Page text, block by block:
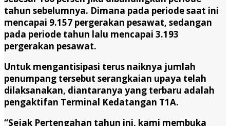
tahun sebelumnya. Dimana pada periode saat ini
mencapai 9.157 pergerakan pesawat, sedangan
pada periode tahun lalu mencapai 3.193
pergerakan pesawat.
Untuk mengantisipasi terus naiknya jumlah
penumpang tersebut serangkaian upaya telah
dilaksanakan, diantaranya yang terbaru adalah
pengaktifan Terminal Kedatangan T1A.
“Sejak Pertengahan tahun ini, kami membuka